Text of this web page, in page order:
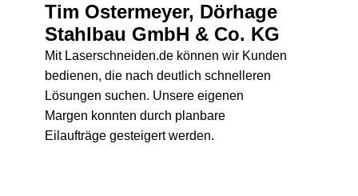
Tim Ostermeyer, Dörhage
Stahlbau GmbH & Co. KG
Mit Laserschneiden.de können wir Kunden
bedienen, die nach deutlich schnelleren
Lösungen suchen. Unsere eigenen
Margen konnten durch planbare
Eilaufträge gesteigert werden.